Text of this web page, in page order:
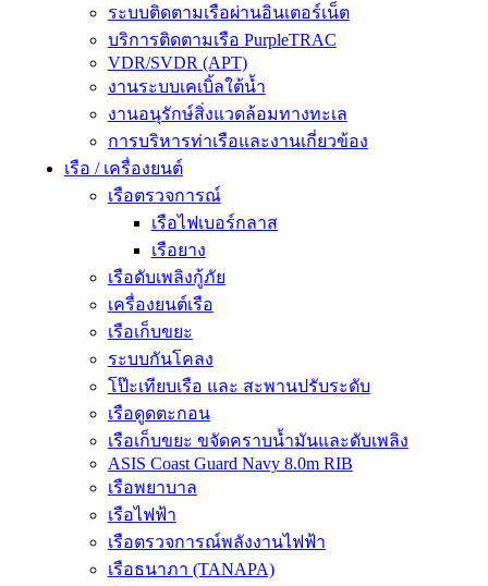
ระบบติดตามเรือผ่านอินเตอร์เน็ต
บริการติดตามเรือ PurpleTRAC
VDR/SVDR (APT)
งานระบบเคเบิ้ลใต้น้ำ
งานอนุรักษ์สิ่งแวดล้อมทางทะเล
การบริหารท่าเรือและงานเกี่ยวข้อง
เรือ / เครื่องยนต์
เรือตรวจการณ์
เรือไฟเบอร์กลาส
เรือยาง
เรือดับเพลิงกู้ภัย
เครื่องยนต์เรือ
เรือเก็บขยะ
ระบบกันโคลง
โป๊ะเทียบเรือ และ สะพานปรับระดับ
เรือดูดตะกอน
เรือเก็บขยะ ขจัดคราบน้ำมันและดับเพลิง
ASIS Coast Guard Navy 8.0m RIB
เรือพยาบาล
เรือไฟฟ้า
เรือตรวจการณ์พลังงานไฟฟ้า
เรือธนาภา (TANAPA)